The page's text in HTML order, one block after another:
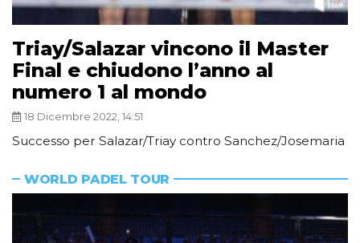
Triay/Salazar vincono il Master
Final e chiudono l’anno al
numero 1 al mondo
18 Dicembre 2022, 14:51
Successo per Salazar/Triay contro Sanchez/Josemaria
WORLD PADEL TOUR